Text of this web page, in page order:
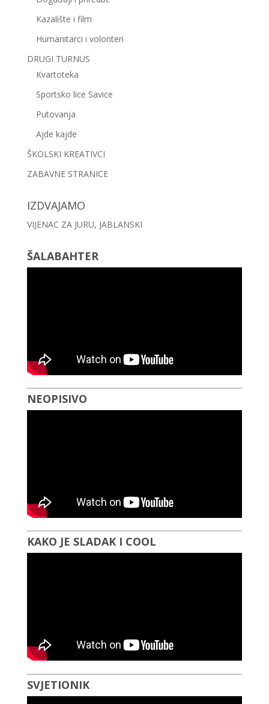
Kazalište i film
Humanitarci i volonteri
DRUGI TURNUS
Kvartoteka
Sportsko lice Savice
Putovanja
Ajde kajde
ŠKOLSKI KREATIVCI
ZABAVNE STRANICE
IZDVAJAMO
VIJENAC ZA JURU, JABLANSKI
ŠALABAHTER
NEOPISIVO
KAKO JE SLADAK I COOL
SVJETIONIK